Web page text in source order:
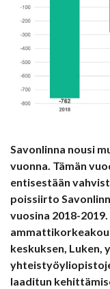
Savonlinna nousi
vuonna. Tämän
entisestään
poissiirto
vuosina 2018-
keskuksen, Luken,
laaditun